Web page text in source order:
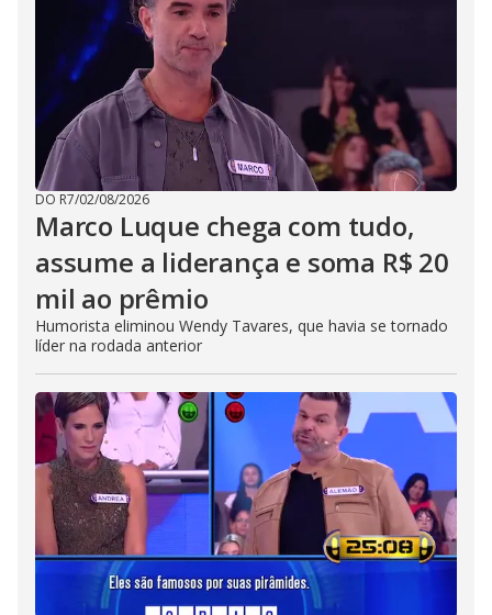
DO R7/02/08/2026
Marco Luque chega com tudo,
assume a liderança e soma R$ 20
mil ao prêmio
Humorista eliminou Wendy Tavares, que havia se tornado
líder na rodada anterior